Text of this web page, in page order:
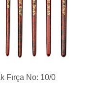
Fırça No: 10/0